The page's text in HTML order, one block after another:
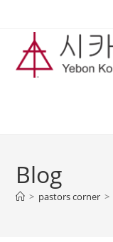
content
Blog
> pastors corner >